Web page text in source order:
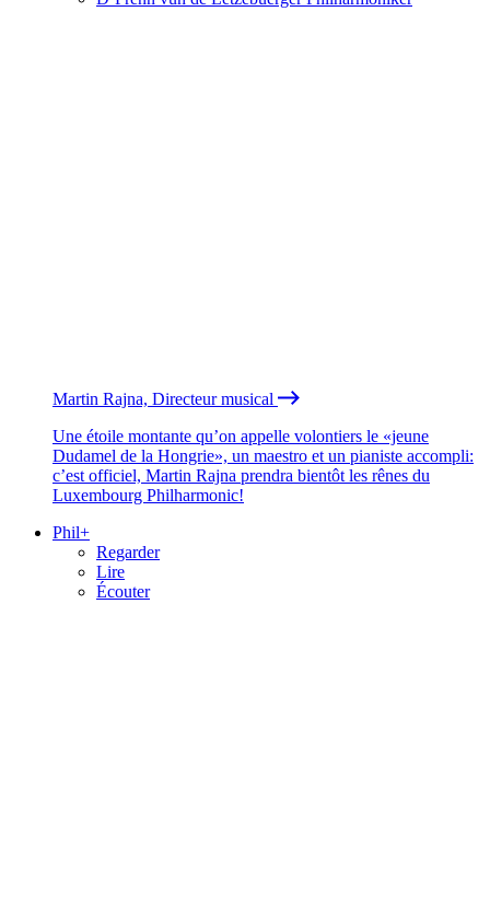
Martin Rajna, Directeur musical
Une étoile montante qu’on appelle volontiers le «jeune
Dudamel de la Hongrie», un maestro et un pianiste accompli:
c’est officiel, Martin Rajna prendra bientôt les rênes du
Luxembourg Philharmonic!
Phil+
Regarder
Lire
Écouter